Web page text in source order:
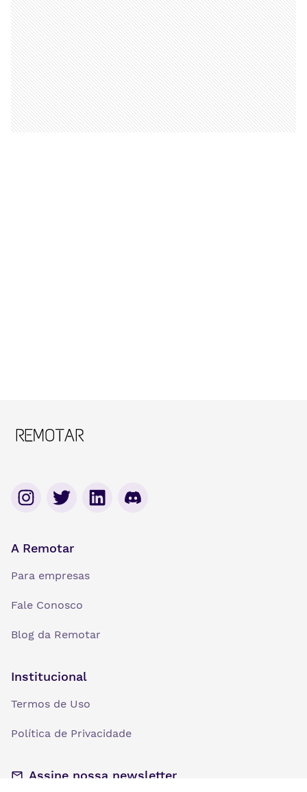
A Remotar
Para empresas
Fale Conosco
Blog da Remotar
Institucional
Termos de Uso
Política de Privacidade
Assine nossa newsletter